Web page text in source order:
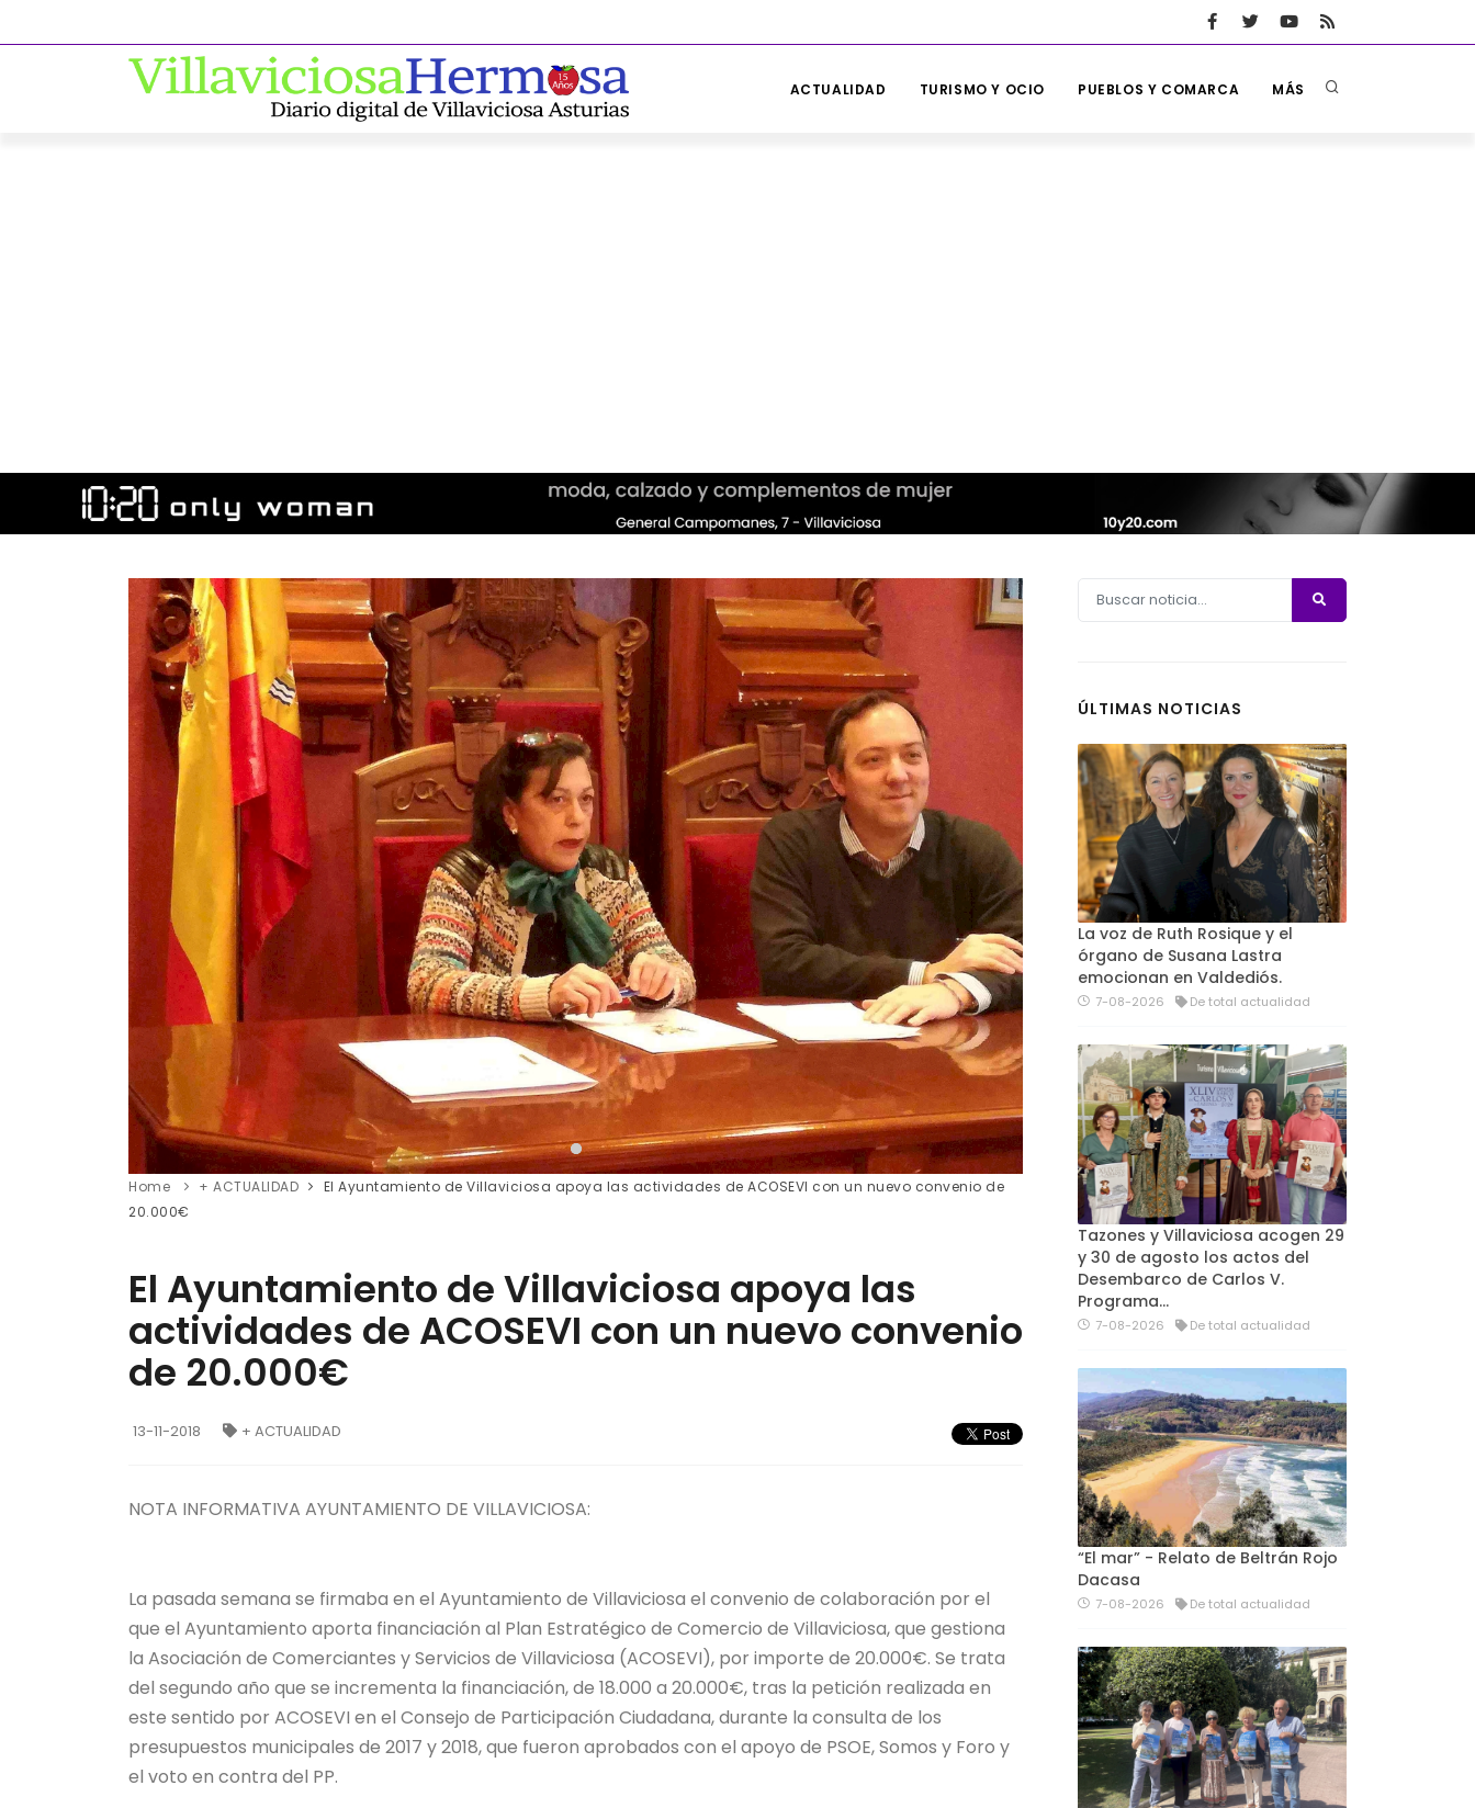
ACTUALIDAD TURISMO Y OCIO PUEBLOS Y COMARCA MÁS
Home + ACTUALIDAD
El Ayuntamiento de Villaviciosa apoya las actividades de ACOSEVI con un nuevo convenio de
20.000€
El Ayuntamiento de Villaviciosa apoya las
actividades de ACOSEVI con un nuevo convenio
de 20.000€
13-11-2018 + ACTUALIDAD
NOTA INFORMATIVA AYUNTAMIENTO DE VILLAVICIOSA:
La pasada semana se firmaba en el Ayuntamiento de Villaviciosa el convenio de colaboración por el
que el Ayuntamiento aporta financiación al Plan Estratégico de Comercio de Villaviciosa, que gestiona
la Asociación de Comerciantes y Servicios de Villaviciosa (ACOSEVI), por importe de 20.000€. Se trata
del segundo año que se incrementa la financiación, de 18.000 a 20.000€, tras la petición realizada en
este sentido por ACOSEVI en el Consejo de Participación Ciudadana, durante la consulta de los
presupuestos municipales de 2017 y 2018, que fueron aprobados con el apoyo de PSOE, Somos y Foro y
el voto en contra del PP.
ÚLTIMAS NOTICIAS
La voz de Ruth Rosique y el
órgano de Susana Lastra
emocionan en Valdediós.
7-08-2026 De total actualidad
Tazones y Villaviciosa acogen 29
y 30 de agosto los actos del
Desembarco de Carlos V.
Programa…
7-08-2026 De total actualidad
“El mar” - Relato de Beltrán Rojo
Dacasa
7-08-2026 De total actualidad